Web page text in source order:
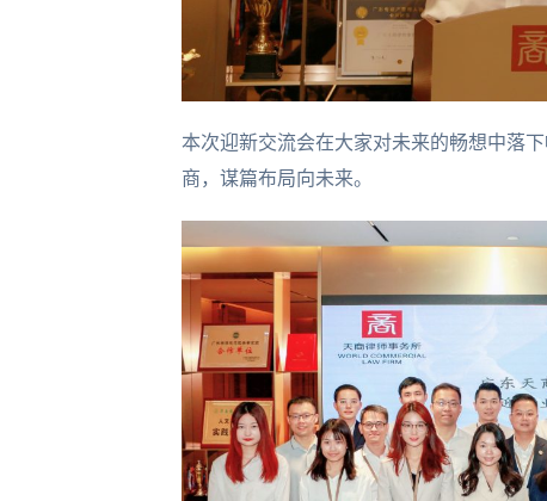
本次迎新交流会在大家对未来的畅想中落
商，谋篇布局向未来。